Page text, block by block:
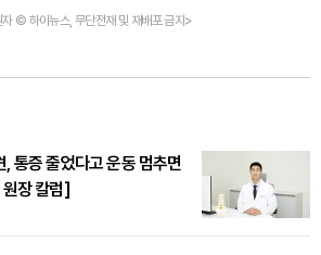
© 하이뉴스, 무단전재 및 재배포 금지>
통증 줄었다고 운동 멈추면
장 칼럼]